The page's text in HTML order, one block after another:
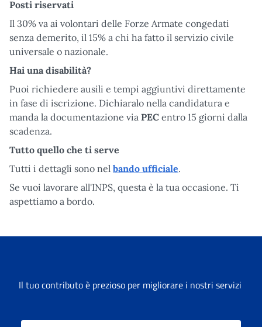
Posti riservati
Il 30% va ai volontari delle Forze Armate congedati
senza demerito, il 15% a chi ha fatto il servizio civile
universale o nazionale.
Hai una disabilità?
Puoi richiedere ausili e tempi aggiuntivi direttamente
in fase di iscrizione. Dichiaralo nella candidatura e
manda la documentazione via PEC entro 15 giorni dalla
scadenza.
Tutto quello che ti serve
Tutti i dettagli sono nel bando ufficiale.
Se vuoi lavorare all'INPS, questa è la tua occasione. Ti
aspettiamo a bordo.
Il tuo contributo è prezioso per migliorare i nostri servizi